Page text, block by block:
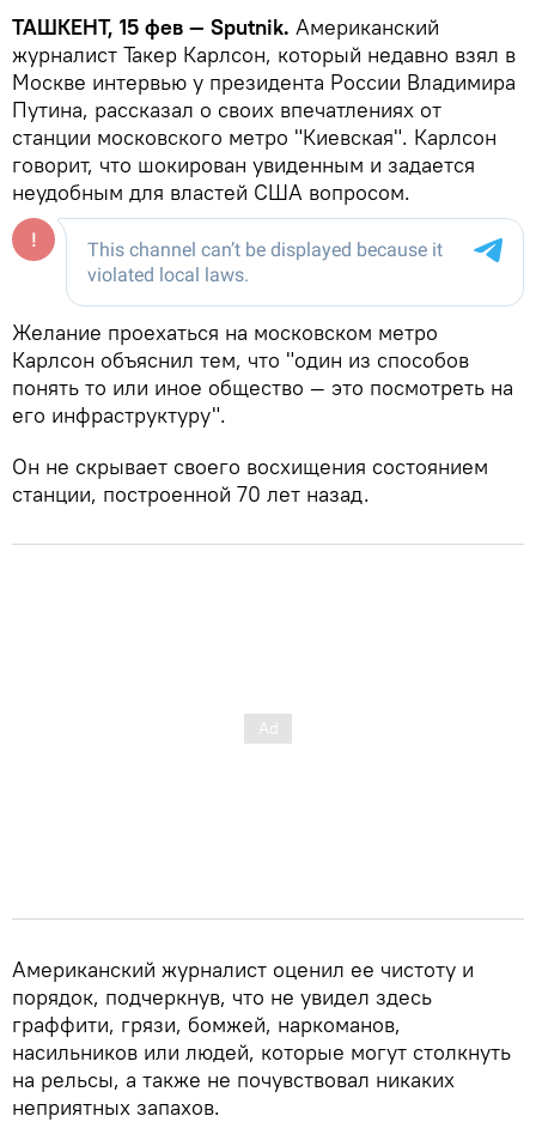
ТАШКЕНТ, 15 фев — Sputnik. Американский
журналист Такер Карлсон, который недавно взял в
Москве интервью у президента России Владимира
Путина, рассказал о своих впечатлениях от
станции московского метро "Киевская". Карлсон
говорит, что шокирован увиденным и задается
неудобным для властей США вопросом.
Желание проехаться на московском метро
Карлсон объяснил тем, что "один из способов
понять то или иное общество — это посмотреть на
его инфраструктуру".
Он не скрывает своего восхищения состоянием
станции, построенной 70 лет назад.
Американский журналист оценил ее чистоту и
порядок, подчеркнув, что не увидел здесь
граффити, грязи, бомжей, наркоманов,
насильников или людей, которые могут столкнуть
на рельсы, а также не почувствовал никаких
неприятных запахов.